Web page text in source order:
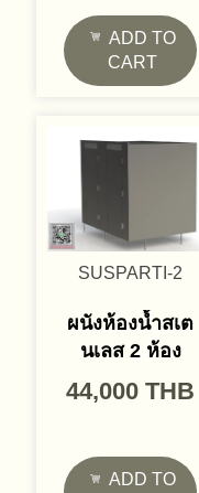
ADD TO
CART
SUSPARTI-2
ผนังห้องน้ำสเต
นเลส 2 ห้อง
44,000 THB
ADD TO